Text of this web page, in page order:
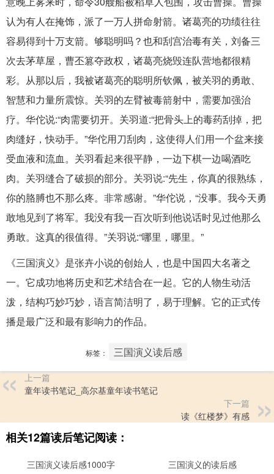
认为有人在掩饰，派了一万人拼命射箭。诸葛亮的功绩往往
容易得到十万支箭。够聪明吗？也和刮宫治毒有关，刘备三
次去茅草屋，曹丕篡夺政权，诸葛亮烧毁连队营地都很精
彩。从那以后，我被诸葛亮的聪明所钦佩，被关羽的勇敢、
智慧和力量所震惊。关羽的左臂被毒箭射中，需要加强治
疗。华佗说:“肉需要切开。关羽道:“把骨头上的毒药刮掉，把
肉缝好，快动手。”华佗用刀刮肉，这使得人们用一个盆来接
受血液和流血。关羽看起来很平静，一边下棋一边喝酒吃
肉。关羽缝合了破损的部分。关羽说:“先生，你真的很熟练，
你的胳膊也不那么疼。非常感谢。”华佗说，“没事。我今天勇
敢地见到了将军。我没有我一百次听到他说话时见过他那么
勇敢。这真的很值得。”关羽说:“哪里，哪里。”
《三国演义》是张卉小说的创始人，也是中国四大名著之
一。它成功地将历史和艺术结合在一起。它的人物生动活
泼，结构巧妙巧妙，语言简洁明了，易于理解。它的正式传
播是最广泛和最有影响力的作品。
标签： 三国演义读后感
上一篇
童年读书笔记_高尔基童年读书笔记
下一篇
读《红楼梦》有感
相关12篇读后笔记阅读：
三国演义读后感1000字 三国演义的读后感